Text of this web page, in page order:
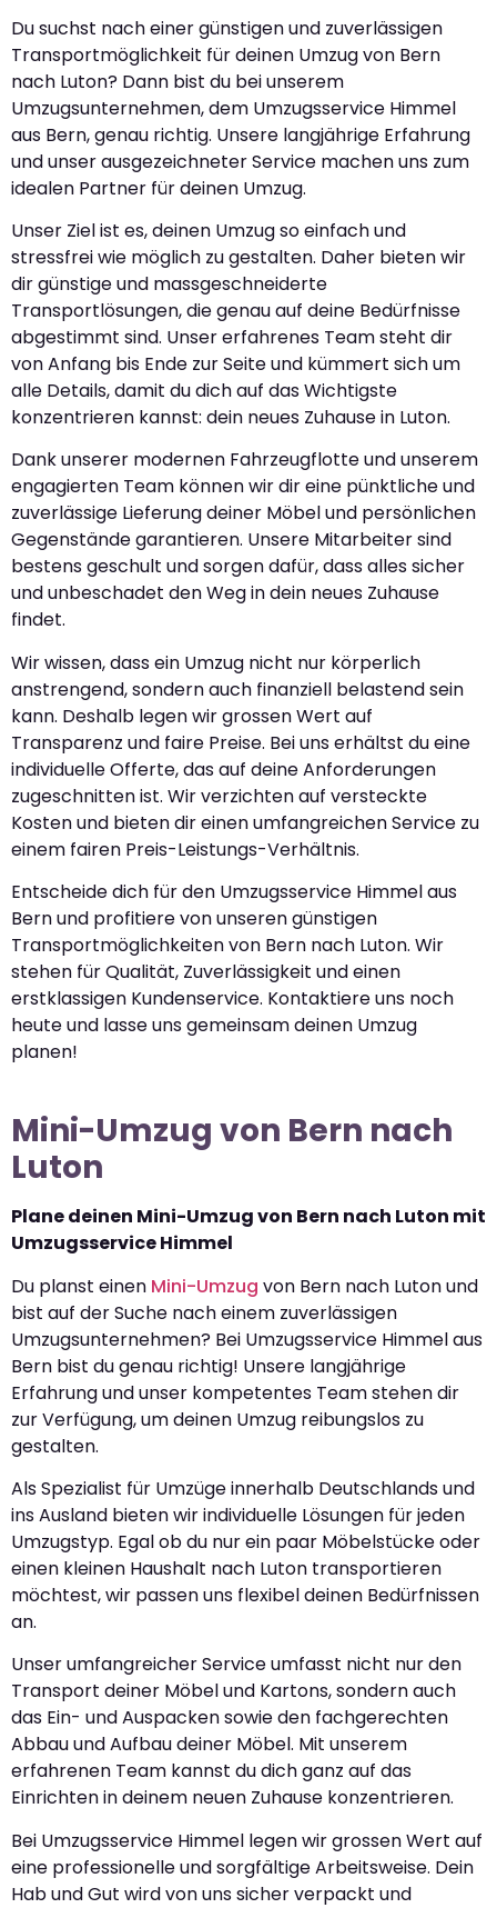
Du suchst nach einer günstigen und zuverlässigen
Transportmöglichkeit für deinen Umzug von Bern
nach Luton? Dann bist du bei unserem
Umzugsunternehmen, dem Umzugsservice Himmel
aus Bern, genau richtig. Unsere langjährige Erfahrung
und unser ausgezeichneter Service machen uns zum
idealen Partner für deinen Umzug.
Unser Ziel ist es, deinen Umzug so einfach und
stressfrei wie möglich zu gestalten. Daher bieten wir
dir günstige und massgeschneiderte
Transportlösungen, die genau auf deine Bedürfnisse
abgestimmt sind. Unser erfahrenes Team steht dir
von Anfang bis Ende zur Seite und kümmert sich um
alle Details, damit du dich auf das Wichtigste
konzentrieren kannst: dein neues Zuhause in Luton.
Dank unserer modernen Fahrzeugflotte und unserem
engagierten Team können wir dir eine pünktliche und
zuverlässige Lieferung deiner Möbel und persönlichen
Gegenstände garantieren. Unsere Mitarbeiter sind
bestens geschult und sorgen dafür, dass alles sicher
und unbeschadet den Weg in dein neues Zuhause
findet.
Wir wissen, dass ein Umzug nicht nur körperlich
anstrengend, sondern auch finanziell belastend sein
kann. Deshalb legen wir grossen Wert auf
Transparenz und faire Preise. Bei uns erhältst du eine
individuelle Offerte, das auf deine Anforderungen
zugeschnitten ist. Wir verzichten auf versteckte
Kosten und bieten dir einen umfangreichen Service zu
einem fairen Preis-Leistungs-Verhältnis.
Entscheide dich für den Umzugsservice Himmel aus
Bern und profitiere von unseren günstigen
Transportmöglichkeiten von Bern nach Luton. Wir
stehen für Qualität, Zuverlässigkeit und einen
erstklassigen Kundenservice. Kontaktiere uns noch
heute und lasse uns gemeinsam deinen Umzug
planen!
Mini-Umzug von Bern nach
Luton
Plane deinen Mini-Umzug von Bern nach Luton mit
Umzugsservice Himmel
Du planst einen Mini-Umzug von Bern nach Luton und
bist auf der Suche nach einem zuverlässigen
Umzugsunternehmen? Bei Umzugsservice Himmel aus
Bern bist du genau richtig! Unsere langjährige
Erfahrung und unser kompetentes Team stehen dir
zur Verfügung, um deinen Umzug reibungslos zu
gestalten.
Als Spezialist für Umzüge innerhalb Deutschlands und
ins Ausland bieten wir individuelle Lösungen für jeden
Umzugstyp. Egal ob du nur ein paar Möbelstücke oder
einen kleinen Haushalt nach Luton transportieren
möchtest, wir passen uns flexibel deinen Bedürfnissen
an.
Unser umfangreicher Service umfasst nicht nur den
Transport deiner Möbel und Kartons, sondern auch
das Ein- und Auspacken sowie den fachgerechten
Abbau und Aufbau deiner Möbel. Mit unserem
erfahrenen Team kannst du dich ganz auf das
Einrichten in deinem neuen Zuhause konzentrieren.
Bei Umzugsservice Himmel legen wir grossen Wert auf
eine professionelle und sorgfältige Arbeitsweise. Dein
Hab und Gut wird von uns sicher verpackt und